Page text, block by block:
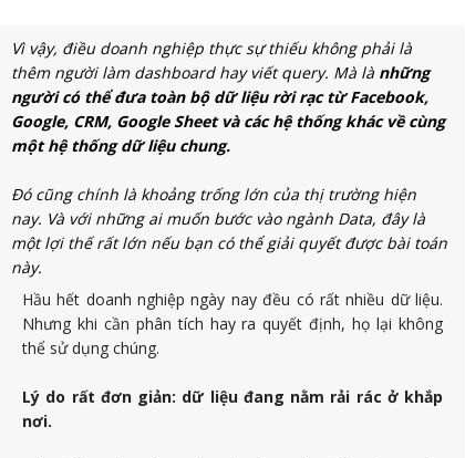
Hầu hết doanh nghiệp ngày nay đều có rất nhiều dữ liệu.
Nhưng khi cần phân tích hay ra quyết định, họ lại không
thể sử dụng chúng.
Lý do rất đơn giản: dữ liệu đang nằm rải rác ở khắp
nơi.
Vì vậy, điều doanh nghiệp thực sự thiếu không phải là
thêm người làm dashboard hay viết query. Mà là những
người có thể đưa toàn bộ dữ liệu rời rạc từ Facebook,
Google, CRM, Google Sheet và các hệ thống khác về cùng
một hệ thống dữ liệu chung.
Đó cũng chính là khoảng trống lớn của thị trường hiện
nay. Và với những ai muốn bước vào ngành Data, đây là
một lợi thế rất lớn nếu bạn có thể giải quyết được bài toán
này.